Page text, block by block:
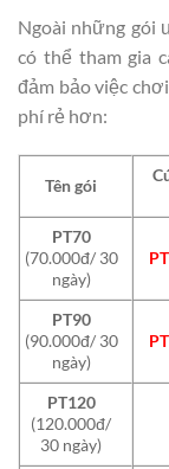
Ngoài những gói
có thể tham gia
đảm bảo việc
phí rẻ hơn:
Tên gói
PT70
(70.000đ/ 30
ngày)
PT90
(90.000đ/ 30
ngày)
PT120
(120.000đ/
30 ngày)